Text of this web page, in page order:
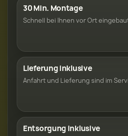
30 Min. Montage
Schnell bei Ihnen vor Ort
Lieferung inklusive
Anfahrt und Lieferung sind im
Entsorgung inklusive